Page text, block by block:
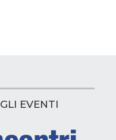
GLI EVENTI